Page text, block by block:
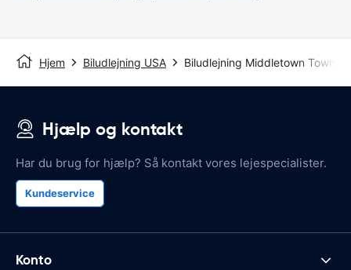
Hjem Biludlejning USA Biludlejning Middletown
Hjælp og kontakt
Har du brug for hjælp? Så kontakt vores lejespecialister.
Kundeservice
Konto